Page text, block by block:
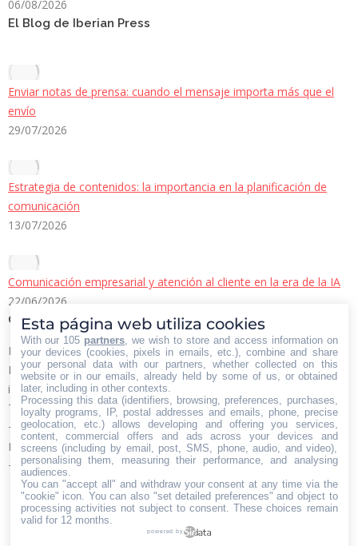
06/08/2026
El Blog de Iberian Press
Enviar notas de prensa: cuando el mensaje importa más que el
envío
29/07/2026
Estrategia de contenidos: la importancia en la planificación de
comunicación
13/07/2026
Comunicación empresarial y atención al cliente en la era de la IA
22/06/2026
Contacto Iberian Press
Principales vías de contacto:
E-mail:
info@iberianpress.es
Teléfono:
+34 911863556
Fax:
+34 911863556
Encuéntranos en:
Facebook
page
X
page
YouTube
page
Rss
page
Esta página web utiliza cookies
With our 105 partners , we wish to store and access information on
your devices (cookies, pixels in emails, etc.), combine and share
your personal data with our partners, whether collected on this
website or in our emails, already held by some of us, or obtained
later, including in other contexts.
Processing this data (identifiers, browsing, preferences, purchases,
loyalty programs, IP, postal addresses and emails, phone, precise
geolocation, etc.) allows developing and offering you services,
content, commercial offers and ads across your devices and
screens (including by email, post, SMS, phone, audio, and video),
personalising them, measuring their performance, and analysing
audiences.
You can "accept all" and withdraw your consent at any time via the
"cookie" icon . You can also "set detailed preferences" and object to
processing activities not subject to consent. These choices remain
valid for 12 months.
powered by